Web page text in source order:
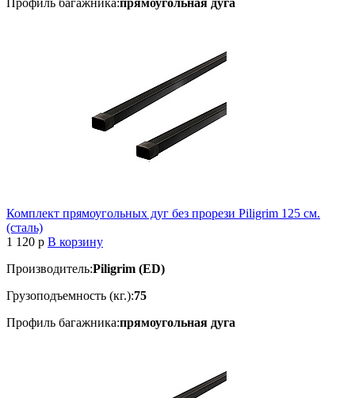
Комплект прямоугольных дуг без прорези Piligrim 125 см.
(сталь)
1 120 p В корзину
Производитель:Piligrim (ED)
Грузоподъемность (кг.):75
Профиль багажника:прямоугольная дуга